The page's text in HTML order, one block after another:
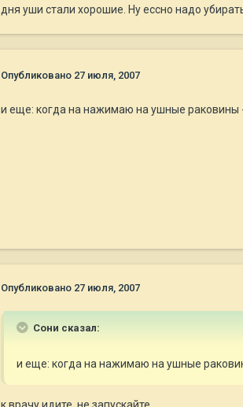
дня уши стали хорошие. Ну ессно надо
Опубликовано 27 июля, 2007
и еще: когда на нажимаю на ушные раковины
Опубликовано 27 июля, 2007
Сони сказал:
и еще: когда на нажимаю на ушные
к врачу идите, не запускайте